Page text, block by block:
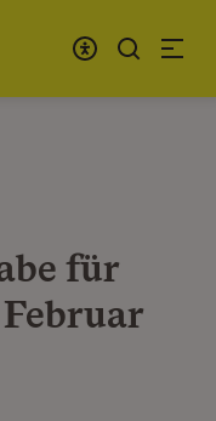
für